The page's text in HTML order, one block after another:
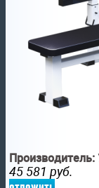
Производитель:
45 581 руб.